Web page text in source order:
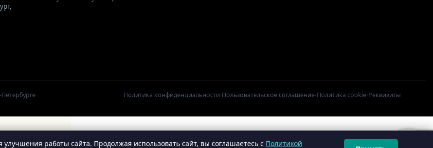
,
Политика конфиденциальности·Пользовательское соглашение·Политика cookie·Реквизиты
работы сайта. Продолжая использовать сайт, вы соглашаетесь с Политикой